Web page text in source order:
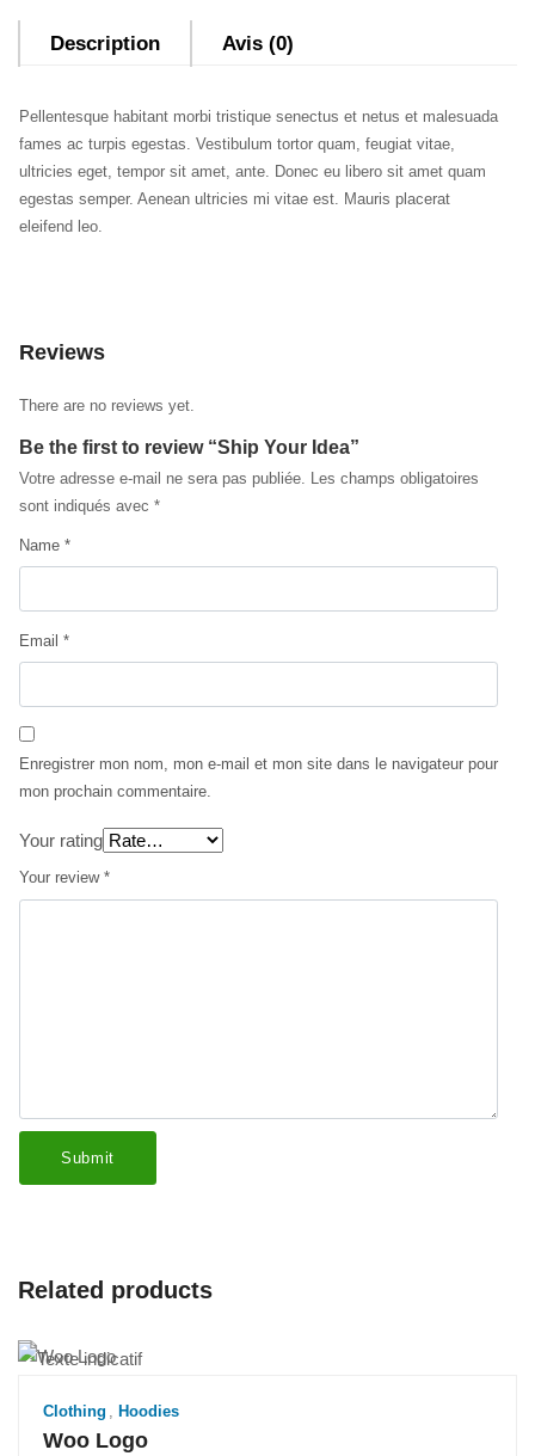
Description Avis (0)
Pellentesque habitant morbi tristique senectus et netus et malesuada
fames ac turpis egestas. Vestibulum tortor quam, feugiat vitae,
ultricies eget, tempor sit amet, ante. Donec eu libero sit amet quam
egestas semper. Aenean ultricies mi vitae est. Mauris placerat
eleifend leo.
Reviews
There are no reviews yet.
Be the first to review “Ship Your Idea”
Votre adresse e-mail ne sera pas publiée. Les champs obligatoires
sont indiqués avec *
Name *
Email *
Enregistrer mon nom, mon e-mail et mon site dans le navigateur pour
mon prochain commentaire.
Your rating
Your review *
Related products
Clothing Hoodies
Woo Logo